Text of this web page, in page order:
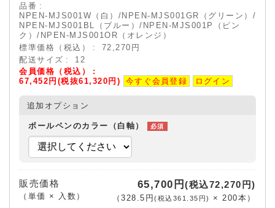
品番
NPEN-MJS001W（白）/NPEN-MJS001GR（グリーン）/
NPEN-MJS001BL（ブルー）/NPEN-MJS001P（ピン
ク）/NPEN-MJS001OR（オレンジ）
標準価格（税込）
72,270円
配送サイズ
12
会員価格（税込）
67,452円(税抜61,320円)
今すぐ会員登録 ログイン
追加オプション
ボールペンのカラー（白軸）
販売価格
（単価 × 入数）
65,700円(税込72,270円)
（328.5円(税込361.35円) ×200本 ）